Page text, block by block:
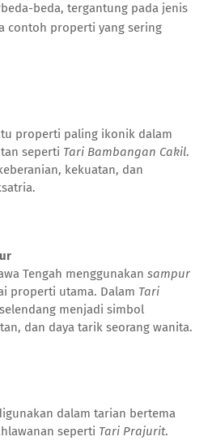
beda, tergantung pada jenis
contoh properti yang sering
properti paling ikonik dalam
seperti Tari Bambangan Cakil.
kekuatan, dan
Tengah menggunakan sampur
properti utama. Dalam Tari
menjadi simbol
dan daya tarik seorang wanita.
dalam tarian bertema
seperti Tari Prajurit.